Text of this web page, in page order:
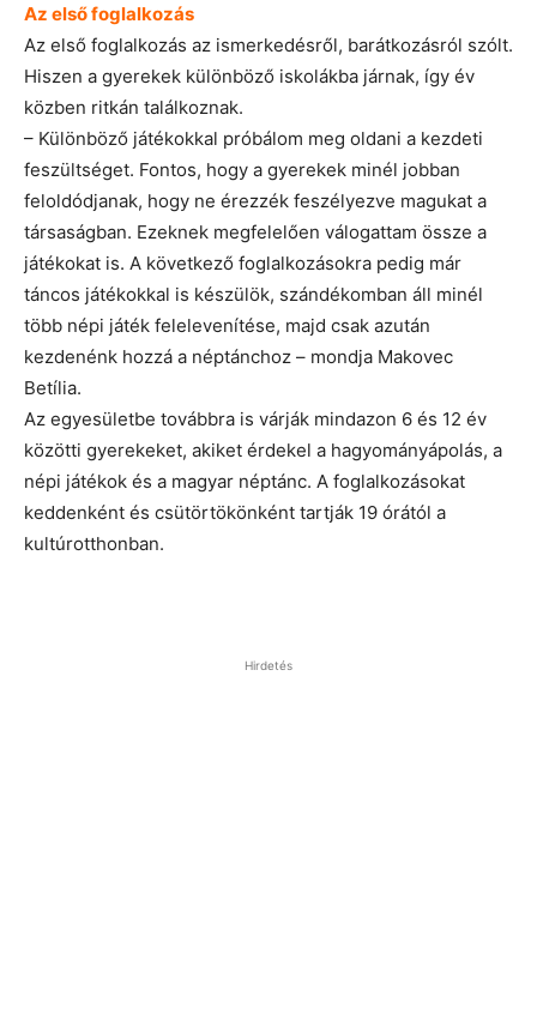
Az első foglalkozás
Az első foglalkozás az ismerkedésről, barátkozásról szólt.
Hiszen a gyerekek különböző iskolákba járnak, így év
közben ritkán találkoznak.
– Különböző játékokkal próbálom meg oldani a kezdeti
feszültséget. Fontos, hogy a gyerekek minél jobban
feloldódjanak, hogy ne érezzék feszélyezve magukat a
társaságban. Ezeknek megfelelően válogattam össze a
játékokat is. A következő foglalkozásokra pedig már
táncos játékokkal is készülök, szándékomban áll minél
több népi játék felelevenítése, majd csak azután
kezdenénk hozzá a néptánchoz – mondja Makovec
Betília.
Az egyesületbe továbbra is várják mindazon 6 és 12 év
közötti gyerekeket, akiket érdekel a hagyományápolás, a
népi játékok és a magyar néptánc. A foglalkozásokat
keddenként és csütörtökönként tartják 19 órától a
kultúrotthonban.
Hirdetés